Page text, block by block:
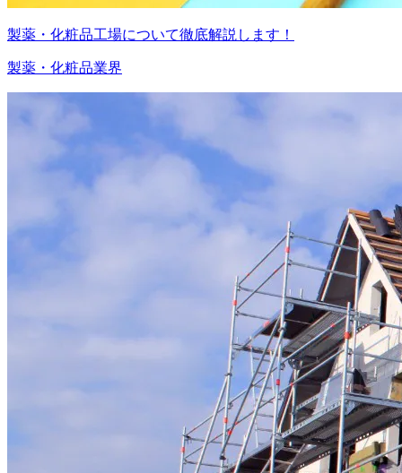
製薬・化粧品工場について徹底解説します！
製薬・化粧品業界